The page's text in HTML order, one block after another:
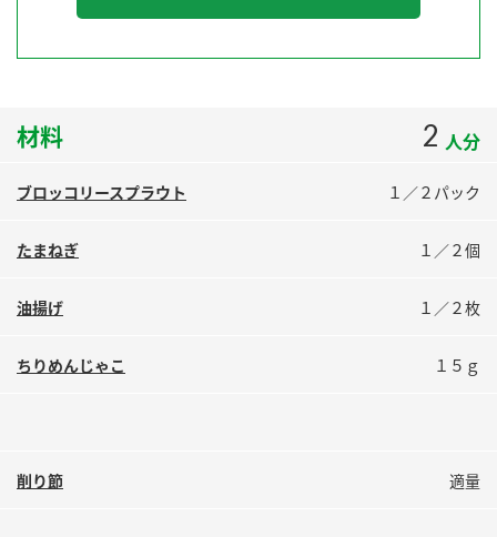
スペシャルサイト
お酢を知ろう！
ぽん酢サワー
ミツカンのCM
各部門が大切にしていること
よくあるご質問
地図から取り扱い店舗を探す
業務用サイト 製造所固有記号一覧
材料 2 人分
ブロッコリースプラウト １／２パック
たまねぎ １／２個
油揚げ １／２枚
ちりめんじゃこ １５ｇ
削り節 適量